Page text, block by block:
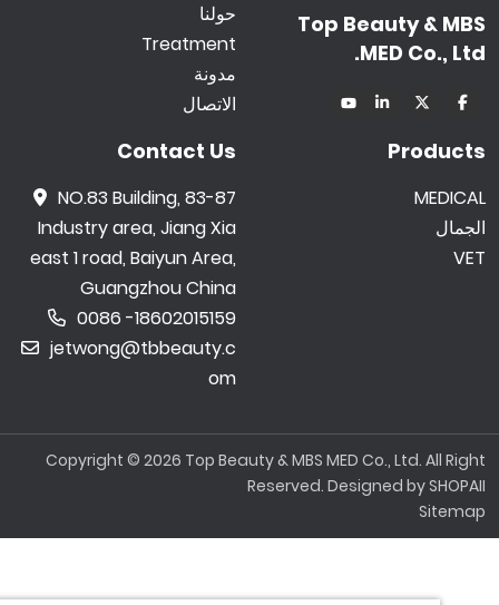
Top Beauty &
MED Co.,
حولنا
Treatment
مدونة
الاتصال
Contact Us
NO.83 Building, 83-87
Industry area, Jiang Xia
east 1 road, Baiyun Area,
Guangzhou China
0086 -18602015159
jetwong@tbbeauty.c
Copyright © 2026 Top Beauty & MBS MED Co., Ltd. All
Reserved. Designed by